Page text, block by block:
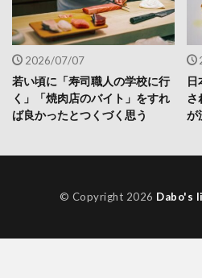
2026/07/07
若い頃に「寿司職人の学校に行
く」「焼肉店のバイト」をすれ
ば良かったとつくづく思う
日
さ
が
© Copyright 2026 Dabo's